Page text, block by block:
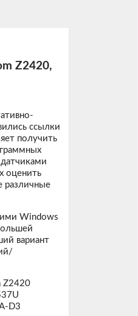
Z2420,
ссылки
получить
оценить
различные
Windows
вариант
Z2420
D3